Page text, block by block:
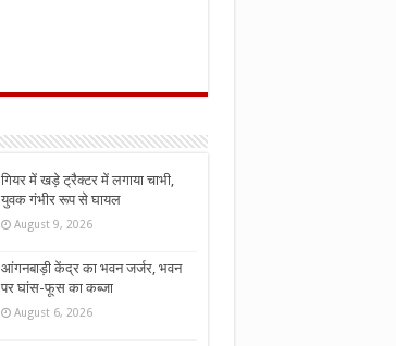
गियर में खड़े ट्रैक्टर में लगाया चाभी,
युवक गंभीर रूप से घायल
August 9, 2026
आंगनबाड़ी केंद्र का भवन जर्जर, भवन
पर घांस-फूस का कब्जा
August 6, 2026